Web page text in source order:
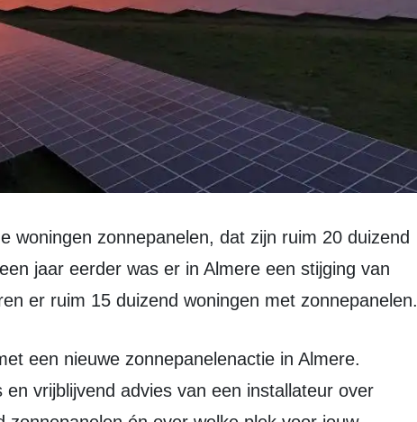
jaar eerder was er in Almere een stijging van
er ruim 15 duizend woningen met zonnepanelen.
vrijblijvend advies van een installateur over